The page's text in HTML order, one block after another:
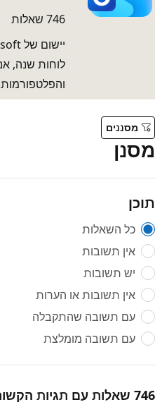
746 שאלות
לוחות שנה,
מסננים
מסנן
תוכן
כל השאלות
אין תשובות
יש תשובות
אין תשובות או הערות
עם תשובה שהתקבלה
עם תשובה מומלצת
746 שאלות עם תגיות הקשורות ל- Outlook